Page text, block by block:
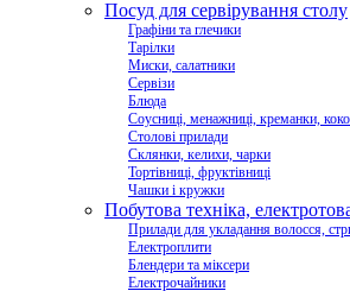
Посуд для сервірування столу
Графіни та глечики
Тарілки
Миски, салатники
Сервізи
Блюда
Соусниці, менажниці, креманки,
Столові прилади
Склянки, келихи, чарки
Тортівниці, фруктівниці
Чашки і кружки
Побутова техніка,
Прилади для укладання волосся,
Електроплити
Блендери та міксери
Електрочайники